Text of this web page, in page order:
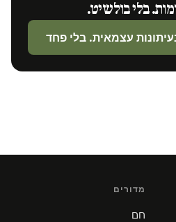
בלי בולשיט.
עצמאית. בלי פחד
מדורים
חם